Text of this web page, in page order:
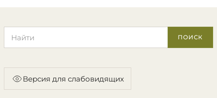
ПОИСК
Версия для слабовидящих